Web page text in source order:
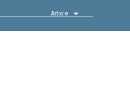
Article